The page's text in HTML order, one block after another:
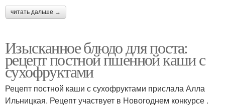
читать дальше →
Изысканное блюдо для поста:
рецепт постной пшенной каши с
сухофруктами
Рецепт постной каши с сухофруктами прислала Алла
Ильницкая. Рецепт участвует в Новогоднем конкурсе .